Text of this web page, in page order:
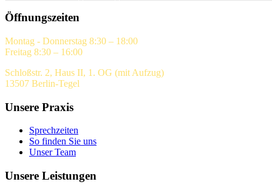
Öffnungszeiten
Montag - Donnerstag 8:30 – 18:00
Freitag 8:30 – 16:00
Schloßstr. 2, Haus II, 1. OG (mit Aufzug)
13507 Berlin-Tegel
Unsere Praxis
Sprechzeiten
So finden Sie uns
Unser Team
Unsere Leistungen